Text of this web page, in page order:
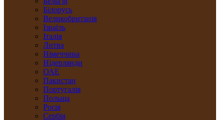
Білорусь
Великобританія
Ізраїль
Італія
Литва
Німеччина
Нідерлянди
ОАЕ
Пакистан
Португалія
Польща
Росія
Сербія